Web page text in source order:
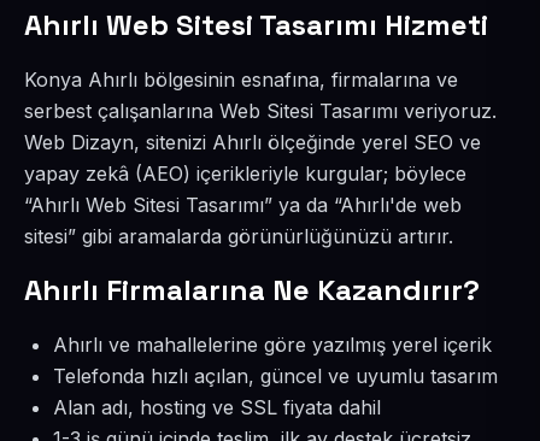
Ahırlı Web Sitesi Tasarımı Hizmeti
Konya Ahırlı bölgesinin esnafına, firmalarına ve
serbest çalışanlarına Web Sitesi Tasarımı veriyoruz.
Web Dizayn, sitenizi Ahırlı ölçeğinde yerel SEO ve
yapay zekâ (AEO) içerikleriyle kurgular; böylece
“Ahırlı Web Sitesi Tasarımı” ya da “Ahırlı'de web
sitesi” gibi aramalarda görünürlüğünüzü artırır.
Ahırlı Firmalarına Ne Kazandırır?
Ahırlı ve mahallelerine göre yazılmış yerel içerik
Telefonda hızlı açılan, güncel ve uyumlu tasarım
Alan adı, hosting ve SSL fiyata dahil